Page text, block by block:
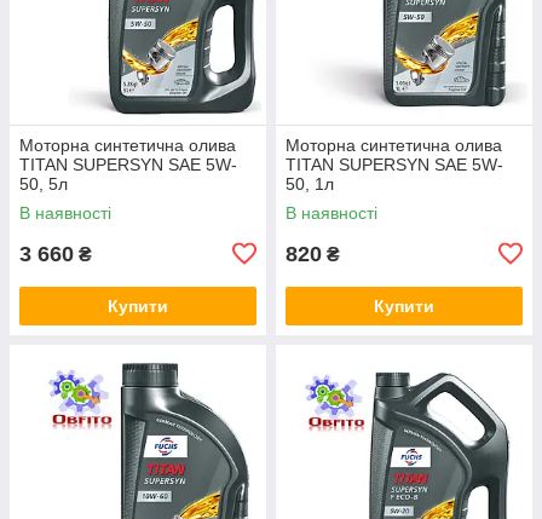
Моторна синтетична олива
TITAN SUPERSYN SAE 5W-
50, 5л
В наявності
3 660 ₴
Купити
Моторна синтетична олива
TITAN SUPERSYN SAE 5W-
50, 1л
В наявності
820 ₴
Купити